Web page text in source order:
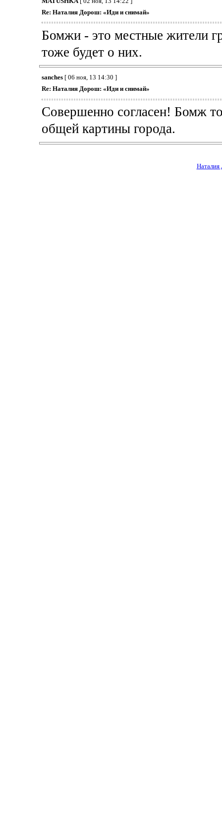
Re: Наталия Дорош: «Иди и снимай»
Бомжи - это местные жители
тоже будет о них.
sanches[ 06 ноя, 13 14:30 ]
Re: Наталия Дорош: «Иди и снимай»
Совершенно согласен! Бомж
общей картины города.